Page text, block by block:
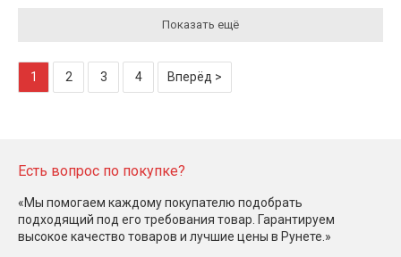
Показать ещё
1 2 3 4 Вперёд >
Есть вопрос по покупке?
«Мы помогаем каждому покупателю подобрать
подходящий под его требования товар. Гарантируем
высокое качество товаров и лучшие цены в Рунете.»